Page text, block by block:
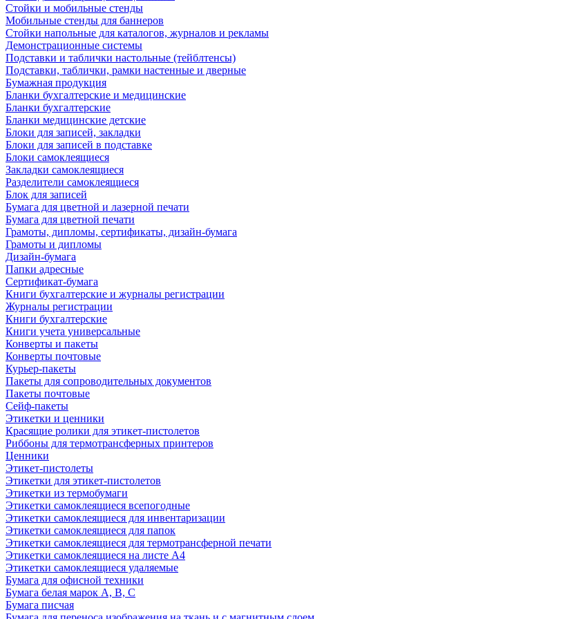
Стойки и мобильные стенды
Мобильные стенды для баннеров
Стойки напольные для каталогов, журналов и рекламы
Демонстрационные системы
Подставки и таблички настольные (тейблтенсы)
Подставки, таблички, рамки настенные и дверные
Бумажная продукция
Бланки бухгалтерские и медицинские
Бланки бухгалтерские
Бланки медицинские детские
Блоки для записей, закладки
Блоки для записей в подставке
Блоки самоклеящиеся
Закладки самоклеящиеся
Разделители самоклеящиеся
Блок для записей
Бумага для цветной и лазерной печати
Бумага для цветной печати
Грамоты, дипломы, сертификаты, дизайн-бумага
Грамоты и дипломы
Дизайн-бумага
Папки адресные
Сертификат-бумага
Книги бухгалтерские и журналы регистрации
Журналы регистрации
Книги бухгалтерские
Книги учета универсальные
Конверты и пакеты
Конверты почтовые
Курьер-пакеты
Пакеты для сопроводительных документов
Пакеты почтовые
Сейф-пакеты
Этикетки и ценники
Красящие ролики для этикет-пистолетов
Риббоны для термотрансферных принтеров
Ценники
Этикет-пистолеты
Этикетки для этикет-пистолетов
Этикетки из термобумаги
Этикетки самоклеящиеся всепогодные
Этикетки самоклеящиеся для инвентаризации
Этикетки самоклеящиеся для папок
Этикетки самоклеящиеся для термотрансферной печати
Этикетки самоклеящиеся на листе А4
Этикетки самоклеящиеся удаляемые
Бумага для офисной техники
Бумага белая марок А, В, С
Бумага писчая